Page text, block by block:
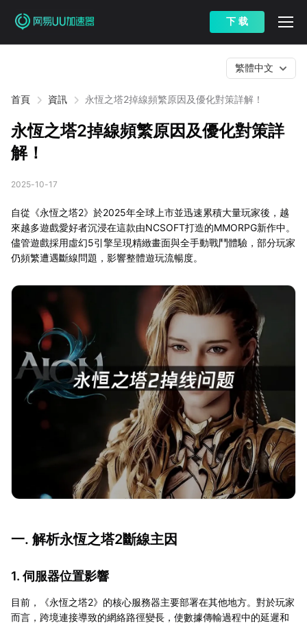
下 载
首頁 資訊 永恆之塔2掉線頻繁原因及優化對策詳解！
繁體中文
永恆之塔2掉線頻繁原因及優化對策詳
解！
2025-10-17
自從《永恆之塔2》於2025年全球上市並迅速累積大量玩家後，越
來越多遊戲愛好者沉浸在這款由NCSOFT打造的MMORPG新作中。
儘管遊戲採用虛幻5引擎呈現精緻畫面與全手動戰鬥體驗，部分玩家
仍頻繁遭遇斷線問題，影響整體遊玩流暢度。
一. 解析永恆之塔2斷線主因
1. 伺服器位置影響
目前，《永恆之塔2》的核心服務器主要部署在其他地方。對於玩家
而言，跨境連接導致的網絡路徑變長，使數據傳輸過程中的延遲和